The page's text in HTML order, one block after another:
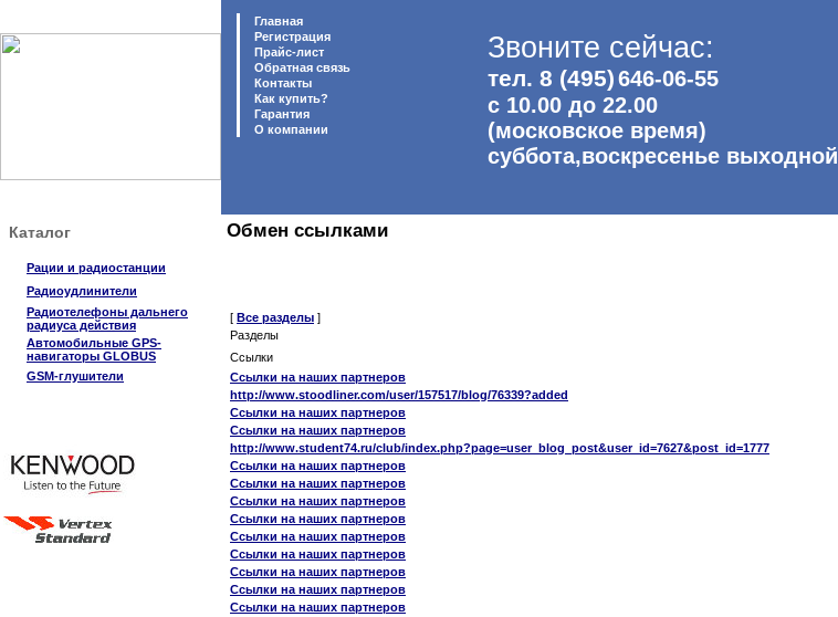
Главная
Регистрация
Прайс-лист
Обратная связь
Контакты
Как купить?
Гарантия
O компании
Звоните сейчас:
тел. 8 (495)646-06-55
с 10.00 до 22.00
(московское время)
суббота,воскресенье выходной
Каталог
Рации и радиостанции
Радиоудлинители
Радиотелефоны дальнего
радиуса действия
Автомобильные GPS-
навигаторы GLOBUS
GSM-глушители
Обмен ссылками
[ Все разделы ]
Разделы
Ссылки
Ссылки на наших партнеров
http://www.stoodliner.com/user/157517/blog/76339?added
Ссылки на наших партнеров
Ссылки на наших партнеров
http://www.student74.ru/club/index.php?page=user_blog_post&user_id=7627&post_id=1777
Ссылки на наших партнеров
Ссылки на наших партнеров
Ссылки на наших партнеров
Ссылки на наших партнеров
Ссылки на наших партнеров
Ссылки на наших партнеров
Ссылки на наших партнеров
Ссылки на наших партнеров
Ссылки на наших партнеров